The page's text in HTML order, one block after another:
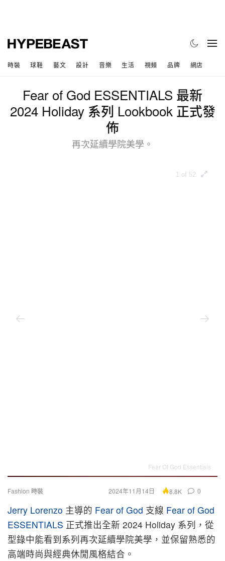
時裝 球鞋 藝文 設計 音樂 生活 視頻 品牌 網店
Fear of God ESSENTIALS 最新
2024 Holiday 系列 Lookbook 正式發
佈
再次延續學院美學。
1 of 52
Fear Of God Essentials
Fashion 時裝 2024年11月14日 8.8K 0
Jerry Lorenzo 主導的 Fear of God 支線 Fear of God
ESSENTIALS 正式推出全新 2024 Holiday 系列，從
型錄中能看到系列再次延續學院美學，並保留熟悉的
高端時尚與經典休閒風格結合。